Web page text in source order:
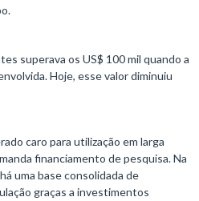
superava os US$ 100 mil quando a
Hoje, esse valor diminuiu
caro para utilização em larga
financiamento de pesquisa. Na
uma base consolidada de
graças a investimentos